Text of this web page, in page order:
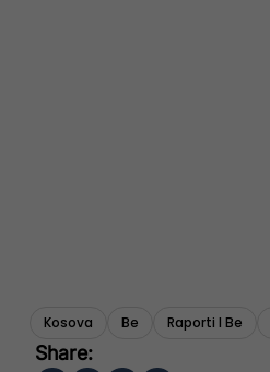
Kosova Be Raporti I Be